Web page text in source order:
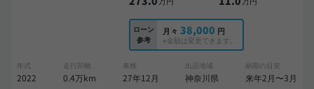
ローン
参考
月々 38,000 円
※金額は変更できます。
年式
2022
走行距離
0.4万km
車検
27年12月
出品地域
神奈川県
納期の目安
来年2月〜3月